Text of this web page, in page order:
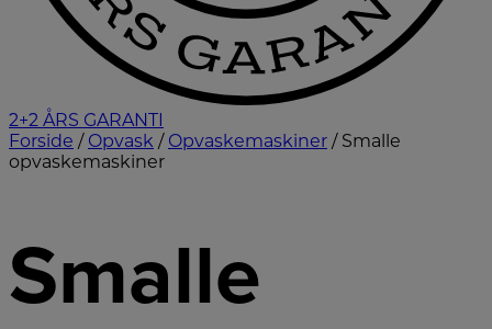
2+2 ÅRS GARANTI
Forside / Opvask / Opvaskemaskiner / Smalle
opvaskemaskiner
Smalle